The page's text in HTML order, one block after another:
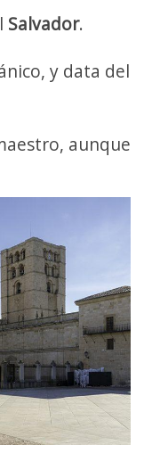
Salvador.
y data del
aunque